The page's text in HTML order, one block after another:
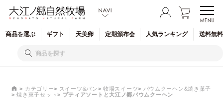
商品を選ぶ ギフト 天美卵 定期頒布会 人気ランキング 送料無
カテゴリー スイーツ&パン 牧場スイーツ
バウムクーヘン&焼き菓子
焼き菓子セット
プティアソートと大江ノ郷バウムクーヘン